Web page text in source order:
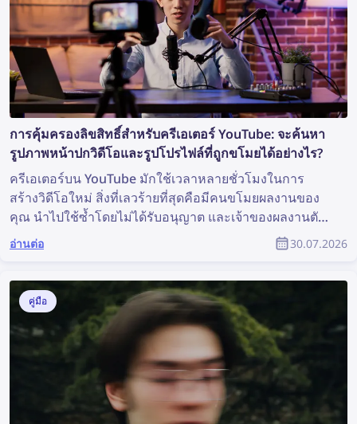
การคุ้มครองลิขสิทธิ์สำหรับครีเอเตอร์ YouTube: จะค้นหา
รูปภาพหน้าปกวิดีโอและรูปโปรไฟล์ที่ถูกขโมยได้อย่างไร?
ครีเอเตอร์บน YouTube มักใช้เวลาหลายชั่วโมงในการ
สร้างวิดีโอใหม่ สิ่งที่เลวร้ายที่สุดคือมีคนขโมยผลงานของ
คุณ นำไปใช้ซ้ำโดยไม่ได้รับอนุญาต และเจ้าของผลงานตัว
จริงกลับไม่ได้รับการยอมรับใด ๆ เลย แล้วคุณจะค้นหา
เนื้อหาที่ถูกขโมยและปกป้องลิขสิทธิ์ของตนเองในฐานะ
อ่านต่อ 30.07.2026
คู่มือ